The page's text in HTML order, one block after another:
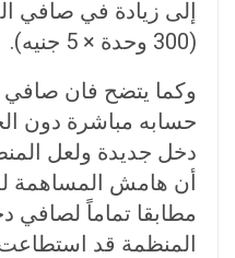
(300 وحدة × 5 جنيه).
وكما يتضح فان صافي
حسابه مباشرة دون
دخل جديدة ولعل
أن هامش المساهمة
مطابقا تماماً لصافي
المنظمة قد استطاعت